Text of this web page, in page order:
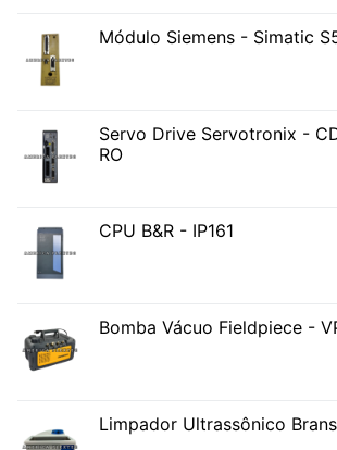
Módulo Siemens - Simatic
Servo Drive Servotronix -
RO
CPU B&R - IP161
Bomba Vácuo Fieldpiece -
Limpador Ultrassônico